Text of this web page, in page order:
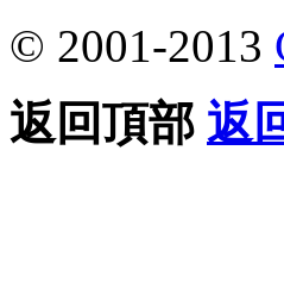
© 2001-2013
返回頂部 返